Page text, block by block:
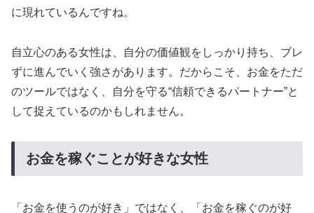
に現れているんですね。
自立心のある女性は、自分の価値観をしっかり持ち、ブレ
ずに進んでいく強さがあります。だからこそ、お金をただ
のツールではなく、自分を守る“信頼できるパートナー”と
して捉えているのかもしれません。
お金を稼ぐことが好きな女性
「お金を使うのが好き」ではなく、「お金を稼ぐのが好